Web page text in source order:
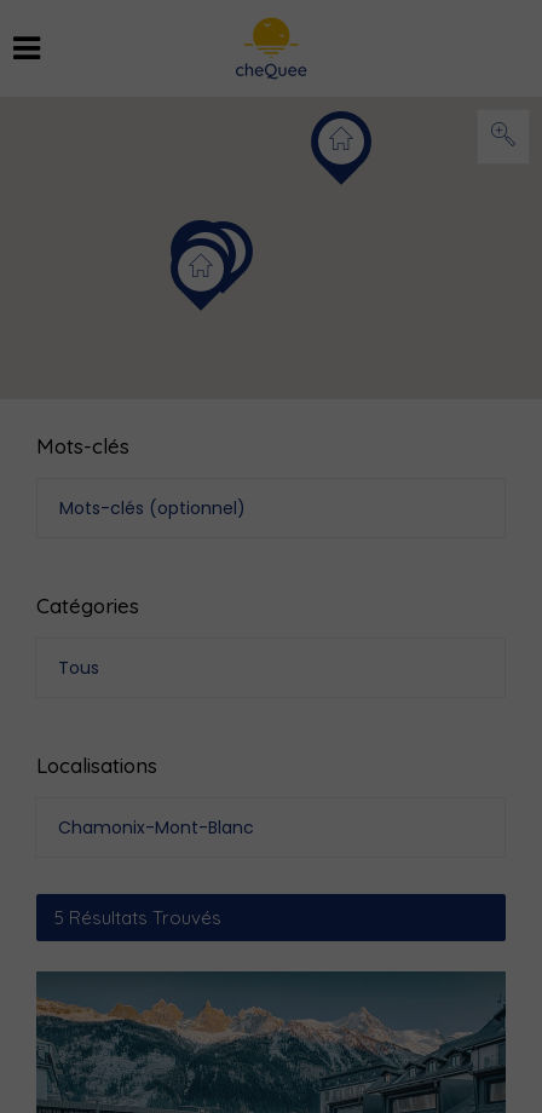
Mots-clés
Catégories
Tous
Localisations
Chamonix-Mont-Blanc
5 Résultats Trouvés